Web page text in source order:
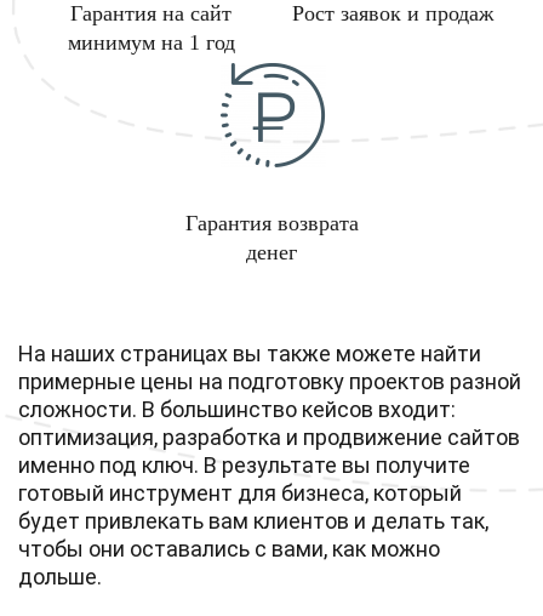
Гарантия на сайт
минимум на 1 год
Рост заявок и продаж
Гарантия возврата
денег
На наших страницах вы также можете найти
примерные цены на подготовку проектов разной
сложности. В большинство кейсов входит:
оптимизация, разработка и продвижение сайтов
именно под ключ. В результате вы получите
готовый инструмент для бизнеса, который
будет привлекать вам клиентов и делать так,
чтобы они оставались с вами, как можно
дольше.